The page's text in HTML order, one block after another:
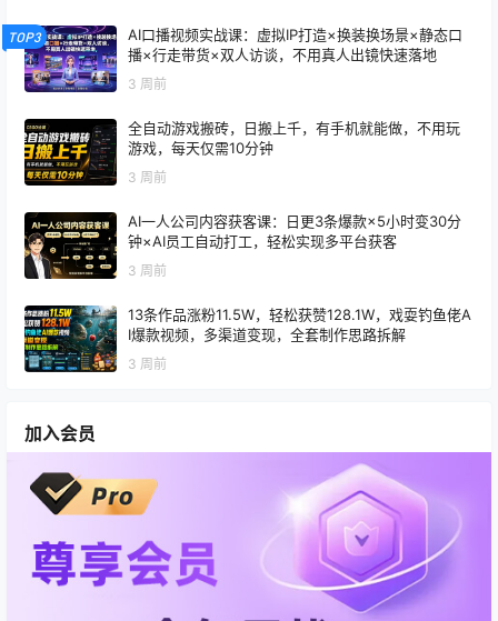
TOP3
AI口播视频实战课：虚拟IP打造×换装换场景×静态口
播×行走带货×双人访谈，不用真人出镜快速落地
3 周前
全自动游戏搬砖，日搬上千，有手机就能做，不用玩
游戏，每天仅需10分钟
3 周前
AI一人公司内容获客课：日更3条爆款×5小时变30分
钟×AI员工自动打工，轻松实现多平台获客
3 周前
13条作品涨粉11.5W，轻松获赞128.1W，戏耍钓鱼佬A
I爆款视频，多渠道变现，全套制作思路拆解
3 周前
加入会员